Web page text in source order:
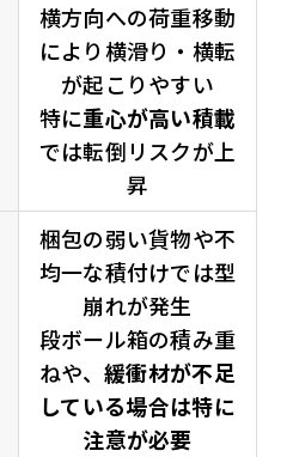
横方向への荷重移動
により横滑り・横転
が起こりやすい
特に重心が高い積載
では転倒リスクが上
昇
梱包の弱い貨物や不
均一な積付けでは型
崩れが発生
段ボール箱の積み重
ねや、緩衝材が不足
している場合は特に
注意が必要